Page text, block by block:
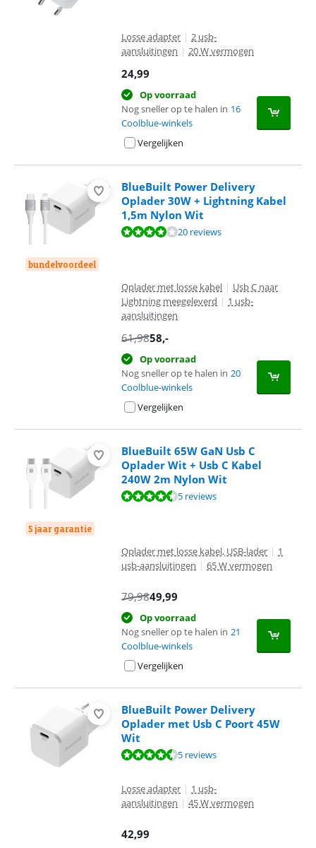
Losse adapter | 2 usb-
aansluitingen | 20 W vermogen
24,99
Op voorraad
Nog sneller op te halen in 16
Coolblue-winkels
Vergelijken
bundelvoordeel
BlueBuilt Power Delivery
Oplader 30W + Lightning Kabel
1,5m Nylon Wit
Beoordeling is 8,2 van de 10, gebaseerd op 20 reviews.
20 reviews
Oplader met losse kabel | Usb C naar
Lightning meegeleverd | 1 usb-
aansluitingen
61,9858,-
Op voorraad
Nog sneller op te halen in 20
Coolblue-winkels
Vergelijken
5 jaar garantie
BlueBuilt 65W GaN Usb C
Oplader Wit + Usb C Kabel
240W 2m Nylon Wit
Beoordeling is 9,0 van de 10, gebaseerd op 5 reviews.
5 reviews
Oplader met losse kabel, USB-lader | 1
usb-aansluitingen | 65 W vermogen
79,9849,99
Op voorraad
Nog sneller op te halen in 21
Coolblue-winkels
Vergelijken
BlueBuilt Power Delivery
Oplader met Usb C Poort 45W
Wit
Beoordeling is 8,6 van de 10, gebaseerd op 5 reviews.
5 reviews
Losse adapter | 1 usb-
aansluitingen | 45 W vermogen
42,99